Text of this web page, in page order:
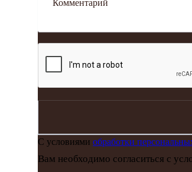
С условиями обработки
Вам необходимо согласиться с